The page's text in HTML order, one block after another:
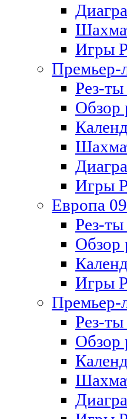
Игры
Премьер-
Рез-
Обзор
Игры
Европа
Рез-
Обзор
Игры
Премьер-
Рез-
Обзор